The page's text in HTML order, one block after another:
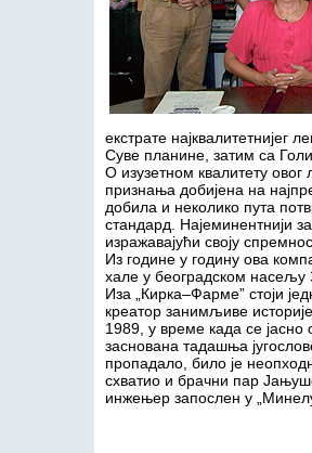
екстрате најквалитетнијег
Суве планине, затим са
О изузетном квалитету
признања добијена на
добила и неколико пута
стандард. Најеминентнији
изражавајући своју
Из године у годину ова
хале у београдском
Иза „Кирка–Фарме” стоји
креатор занимљиве
1989, у време када се
заснована тадашња
пропадало, било је
схватио и брачни пар
инжењер запослен у